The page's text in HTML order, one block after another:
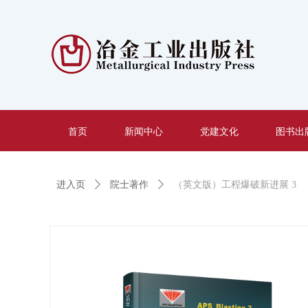
首页 新闻中心 党建文化 图书出
进入页 ꄲ 院士著作 ꄲ （英文版）工程爆破新进展 3